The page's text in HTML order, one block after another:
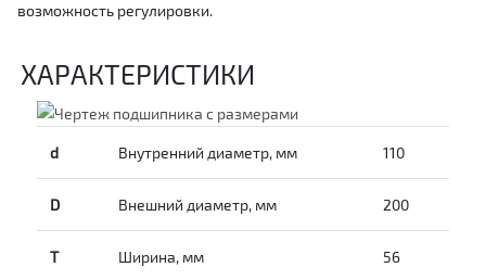
возможность регулировки.
ХАРАКТЕРИСТИКИ
d Внутренний диаметр, мм 110
D Внешний диаметр, мм 200
T Ширина, мм 56